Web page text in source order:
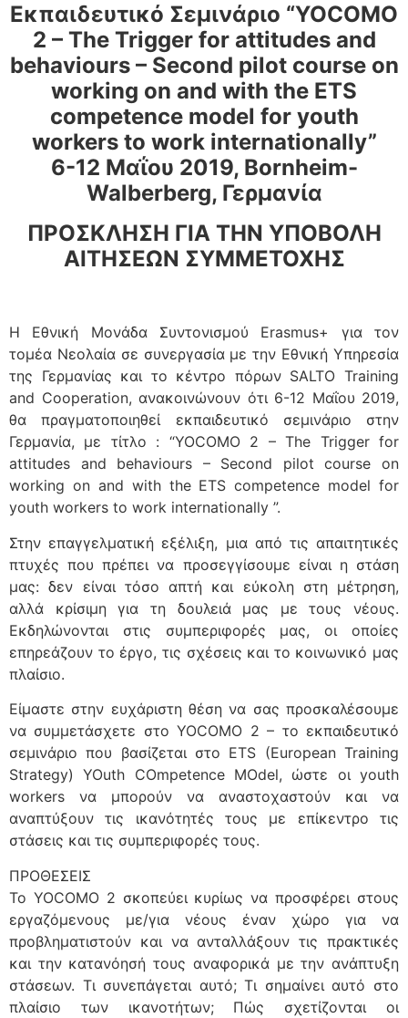
Εκπαιδευτικό Σεμινάριο “YOCOMO
2 – The Trigger for attitudes and
behaviours – Second pilot course on
working on and with the ETS
competence model for youth
workers to work internationally”
6-12 Μαΐου 2019, Bornheim-
Walberberg, Γερμανία
ΠΡΟΣΚΛΗΣΗ ΓΙΑ ΤΗΝ ΥΠΟΒΟΛΗ
ΑΙΤΗΣΕΩΝ ΣΥΜΜΕΤΟΧΗΣ
Η Εθνική Μονάδα Συντονισμού Erasmus+ για τον
τομέα Νεολαία σε συνεργασία με την Εθνική Υπηρεσία
της Γερμανίας και το κέντρο πόρων SALTO Training
and Cooperation, ανακοινώνουν ότι 6-12 Μαΐου 2019,
θα πραγματοποιηθεί εκπαιδευτικό σεμινάριο στην
Γερμανία, με τίτλο : “YOCOMO 2 – The Trigger for
attitudes and behaviours – Second pilot course on
working on and with the ETS competence model for
youth workers to work internationally ”.
Στην επαγγελματική εξέλιξη, μια από τις απαιτητικές
πτυχές που πρέπει να προσεγγίσουμε είναι η στάση
μας: δεν είναι τόσο απτή και εύκολη στη μέτρηση,
αλλά κρίσιμη για τη δουλειά μας με τους νέους.
Εκδηλώνονται στις συμπεριφορές μας, οι οποίες
επηρεάζουν το έργο, τις σχέσεις και το κοινωνικό μας
πλαίσιο.
Είμαστε στην ευχάριστη θέση να σας προσκαλέσουμε
να συμμετάσχετε στο YOCOMO 2 – το εκπαιδευτικό
σεμινάριο που βασίζεται στο ETS (Εuropean Training
Strategy) YOuth COmpetence MOdel, ώστε οι youth
workers να μπορούν να αναστοχαστούν και να
αναπτύξουν τις ικανότητές τους με επίκεντρο τις
στάσεις και τις συμπεριφορές τους.
ΠΡΟΘΕΣΕΙΣ
Το YOCOMO 2 σκοπεύει κυρίως να προσφέρει στους
εργαζόμενους με/για νέους έναν χώρο για να
προβληματιστούν και να ανταλλάξουν τις πρακτικές
και την κατανόησή τους αναφορικά με την ανάπτυξη
στάσεων. Τι συνεπάγεται αυτό; Τι σημαίνει αυτό στο
πλαίσιο των ικανοτήτων; Πώς σχετίζονται οι